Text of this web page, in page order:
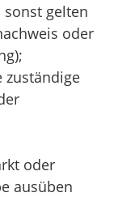
sonst gelten
oder
zuständige
oder
ausüben